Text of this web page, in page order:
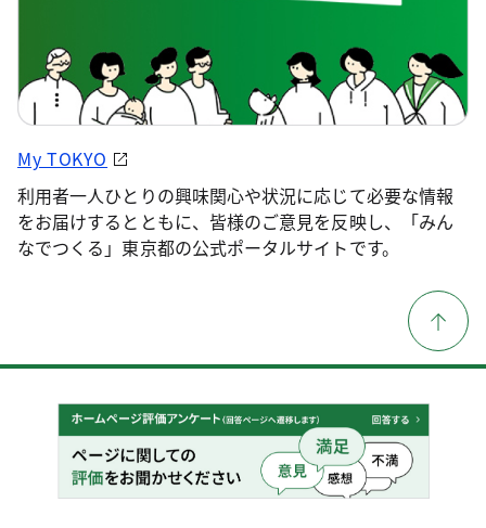
My TOKYO
利用者一人ひとりの興味関心や状況に応じて必要な情報
をお届けするとともに、皆様のご意見を反映し、「みん
なでつくる」東京都の公式ポータルサイトです。